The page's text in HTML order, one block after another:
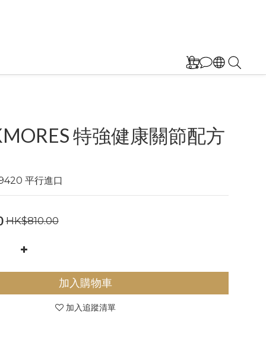
特強健康關節配方
平行進口
HK$810.00
加入購物車
加入追蹤清單